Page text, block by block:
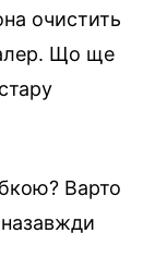
очистить
Що ще
Варто